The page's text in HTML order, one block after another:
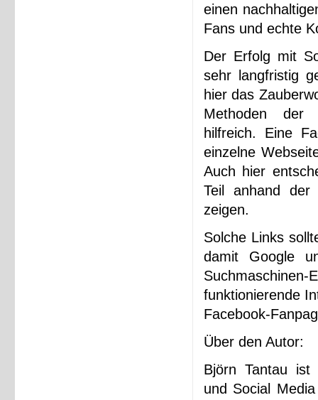
einen
Fans und echte
Der Erfolg mit
sehr langfristig
hier das
Methoden der
hilfreich. Eine
einzelne
Auch hier
Teil anhand der
zeigen.
Solche Links
damit Google
funktionierende
Facebook-
Über den Autor:
Björn Tantau ist
und Social